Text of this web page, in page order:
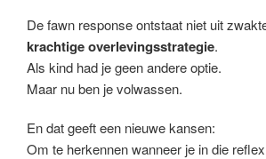
De fawn response ontstaat niet uit
krachtige overlevingsstrategie.
Als kind had je geen andere optie.
Maar nu ben je volwassen.
En dat geeft een nieuwe kansen:
Om te herkennen wanneer je in die